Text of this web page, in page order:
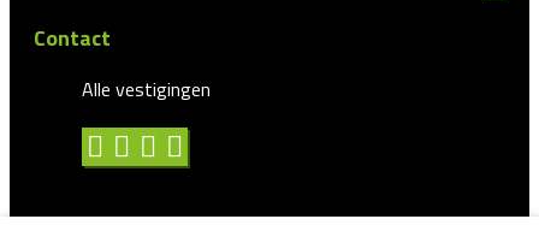
Contact
Alle vestigingen